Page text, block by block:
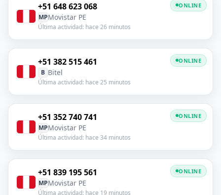
+51 648 623 068
MPMovistar PE
Última actividad: hace 26 minutos
ONLINE
+51 382 515 461
B Bitel
Última actividad: hace 25 minutos
ONLINE
+51 352 740 741
MPMovistar PE
Última actividad: hace 34 minutos
ONLINE
+51 839 195 561
MPMovistar PE
Última actividad: hace 19 minutos
ONLINE